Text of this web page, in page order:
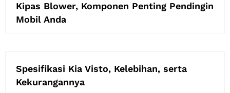
Kipas Blower, Komponen Penting Pendingin
Mobil Anda
Spesifikasi Kia Visto, Kelebihan, serta
Kekurangannya